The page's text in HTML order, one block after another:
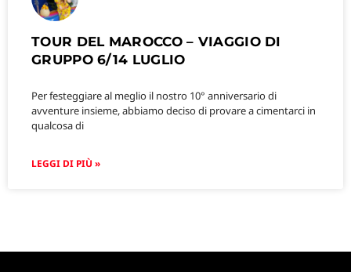
TOUR DEL MAROCCO – VIAGGIO DI
GRUPPO 6/14 LUGLIO
Per festeggiare al meglio il nostro 10° anniversario di
avventure insieme, abbiamo deciso di provare a cimentarci in
qualcosa di
LEGGI DI PIÙ »